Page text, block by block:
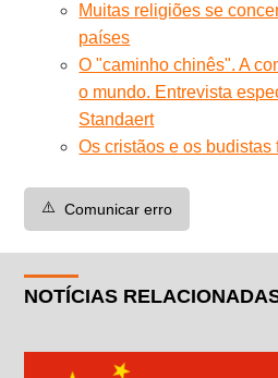
Muitas religiões se
países
O "caminho chinês". A
o mundo. Entrevista
Standaert
Os cristãos e os
⚠️ Comunicar erro
NOTÍCIAS